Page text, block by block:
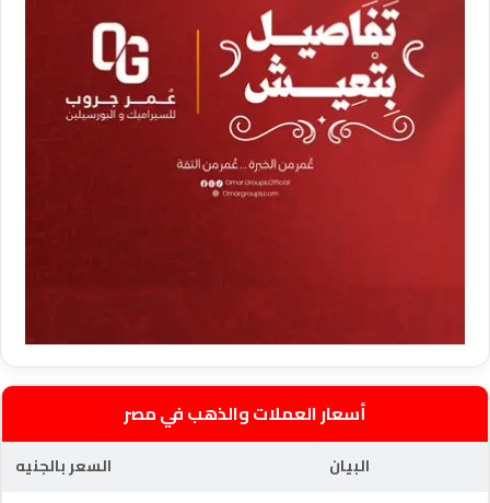
أسعار العملات والذهب في مصر
البيان
السعر بالجنيه